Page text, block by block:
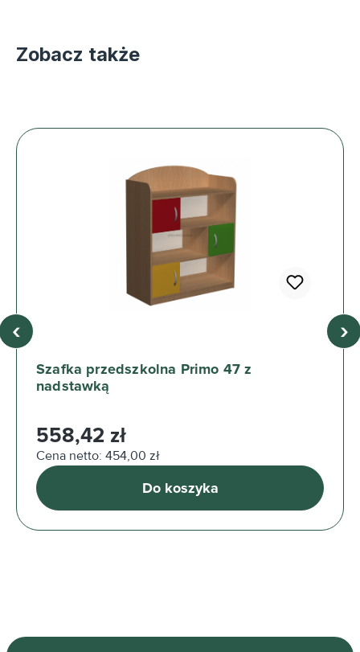
Zobacz także
Szafka przedszkolna Primo 47 z
nadstawką
Cena regularna:
558,42 zł
Cena netto: 454,00 zł
Do koszyka
‹ ›